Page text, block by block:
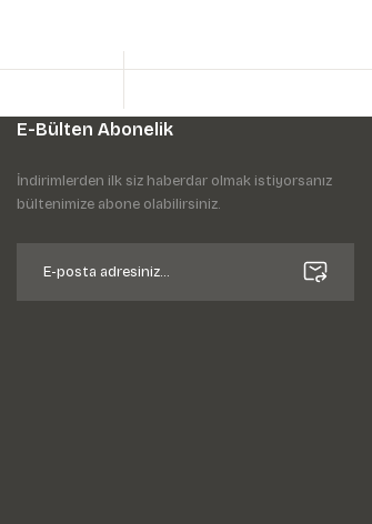
E-Bülten Abonelik
İndirimlerden ilk siz haberdar olmak istiyorsanız
bültenimize abone olabilirsiniz.